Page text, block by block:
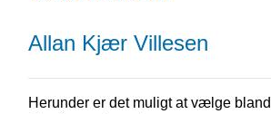
Allan Kjær Villesen
Herunder er det muligt at vælge